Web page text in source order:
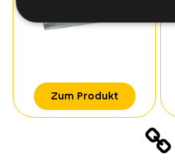
Zum Produkt